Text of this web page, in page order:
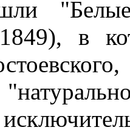
в